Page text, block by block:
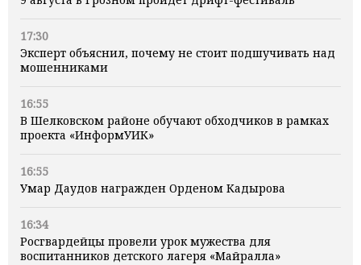
17:30
Эксперт объяснил, почему не стоит подшучивать над
мошенниками
16:55
В Шелковском районе обучают обходчиков в рамках
проекта «ИнформУИК»
16:55
Умар Даудов награжден Орденом Кадырова
16:34
Росгвардейцы провели урок мужества для
воспитанников детского лагеря «Майралла»